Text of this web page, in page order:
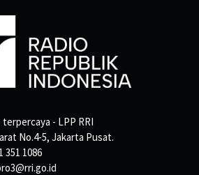
- LPP RRI
No.4-5, Jakarta Pusat.
351 1086